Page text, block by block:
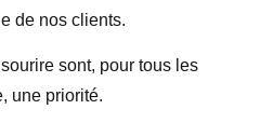
de nos clients.
sont, pour tous les
une priorité.